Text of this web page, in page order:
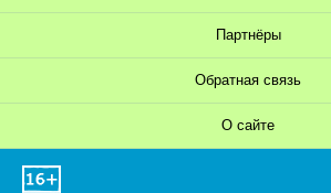
Партнёры
Обратная связь
О сайте